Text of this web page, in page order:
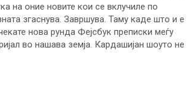
на оние новите кои се вклучиле по
згаснува. Завршува. Таму каде што и е
нова рунда Фејсбук преписки меѓу
во нашава земја. Кардашијан шоуто не